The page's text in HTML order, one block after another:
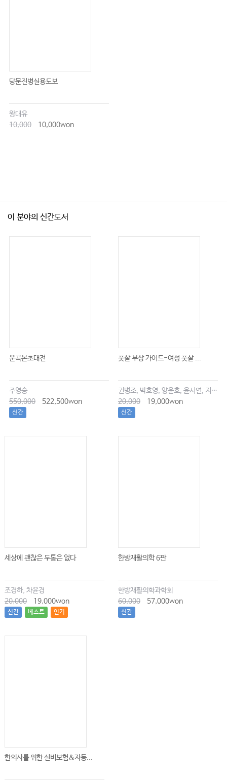
당문진병실용도보
왕대유
10,000
10,000won
이 분야의 신간도서
운곡본초대전
주영승
550,000
522,500won
신간
풋살 부상 가이드-여성 풋살 ...
권병조, 박호영, 양운호, 윤서연, 지현우
20,000
19,000won
신간
세상에 괜찮은 두통은 없다
조경하, 차윤경
20,000
19,000won
신간 베스트 인기
한방재활의학 6판
한방재활의학과학회
60,000
57,000won
신간
한의사를 위한 실비보험&자동...